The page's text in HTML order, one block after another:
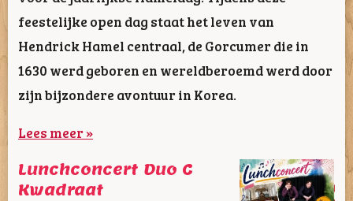
feestelijke open dag staat het leven van
Hendrick Hamel centraal, de Gorcumer die in
1630 werd geboren en wereldberoemd werd door
zijn bijzondere avontuur in Korea.
Lees meer »
Lunchconcert Duo C
Kwadraat